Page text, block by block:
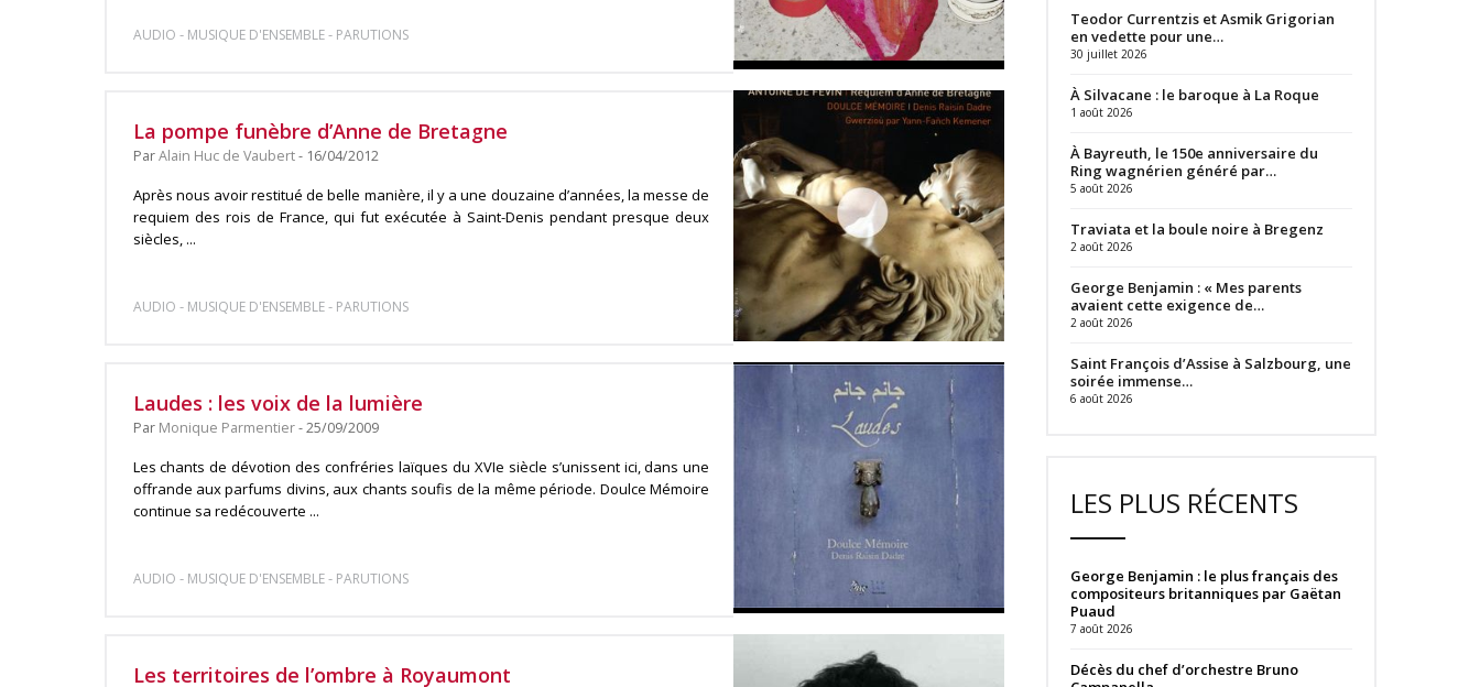
AUDIO - MUSIQUE D'ENSEMBLE- PARUTIONS
La pompe funèbre d’Anne de Bretagne
ParAlain Huc de Vaubert- 16/04/2012
Après nous avoir restitué de belle manière, il y a une douzaine d’années, la messe de
requiem des rois de France, qui fut exécutée à Saint-Denis pendant presque deux
siècles, ...
AUDIO - MUSIQUE D'ENSEMBLE- PARUTIONS
Laudes : les voix de la lumière
Par Monique Parmentier- 25/09/2009
Les chants de dévotion des confréries laïques du XVIe siècle s’unissent ici, dans une
offrande aux parfums divins, aux chants soufis de la même période. Doulce Mémoire
continue sa redécouverte ...
AUDIO - MUSIQUE D'ENSEMBLE- PARUTIONS
Les territoires de l’ombre à Royaumont
Teodor Currentzis et Asmik Grigorian
en vedette pour une…
30 juillet 2026
À Silvacane : le baroque à La Roque
1 août 2026
À Bayreuth, le 150e anniversaire du
Ring wagnérien généré par…
5 août 2026
Traviata et la boule noire à Bregenz
2 août 2026
George Benjamin : « Mes parents
avaient cette exigence de…
2 août 2026
Saint François d’Assise à Salzbourg, une
soirée immense…
6 août 2026
LES PLUS RÉCENTS
George Benjamin : le plus français des
compositeurs britanniques par Gaëtan
Puaud
7 août 2026
Décès du chef d’orchestre Bruno